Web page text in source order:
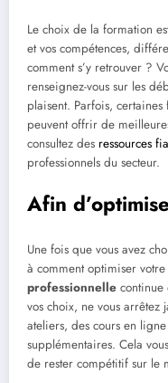
Le choix de la formation
et vos compétences,
comment s’y retrouver ?
renseignez-vous sur les
plaisent. Parfois,
peuvent offrir de
consultez des ressources
professionnels du secteur.
Afin
Une fois que vous avez
à comment optimiser
professionnelle continue
vos choix, ne vous arrêtez
ateliers, des cours en
supplémentaires. Cela
de rester compétitif sur le